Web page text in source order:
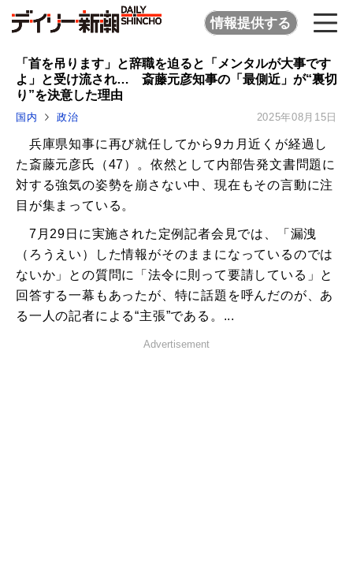
情報提供する
「首を吊ります」と辞職を迫ると「メンタルが大事です
よ」と受け流され… 斎藤元彦知事の「最側近」が“裏切
り”を決意した理由
国内 政治 2025年08月15日
兵庫県知事に再び就任してから9カ月近くが経過し
た斎藤元彦氏（47）。依然として内部告発文書問題に
対する強気の姿勢を崩さない中、現在もその言動に注
目が集まっている。
7月29日に実施された定例記者会見では、「漏洩
（ろうえい）した情報がそのままになっているのでは
ないか」との質問に「法令に則って要請している」と
回答する一幕もあったが、特に話題を呼んだのが、あ
る一人の記者による“主張”である。...
Advertisement